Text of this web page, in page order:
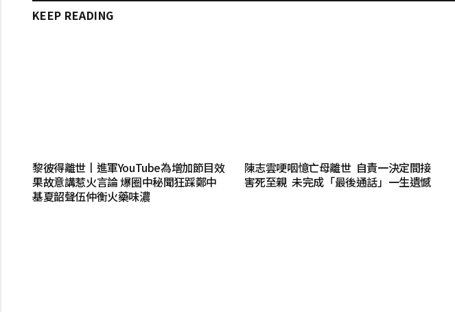
KEEP READING
黎彼得離世丨進軍YouTube為增加節目效
果故意講惹火言論 爆圈中秘聞狂踩鄭中
基夏韶聲伍仲衡火藥味濃
陳志雲哽咽憶亡母離世 自責一決定間接
害死至親 未完成「最後通話」一生遺憾